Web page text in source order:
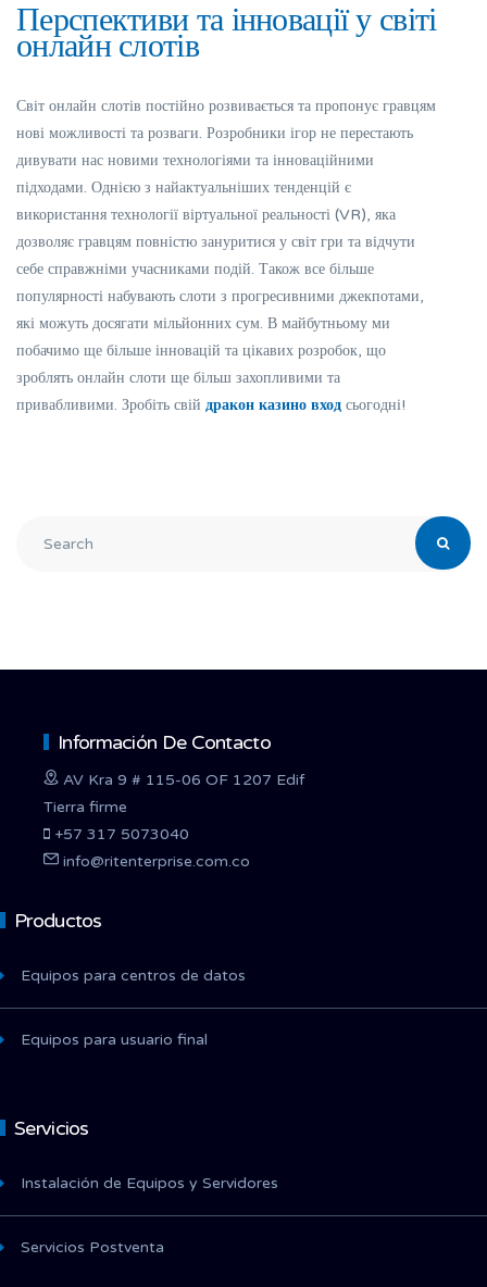
Перспективи та інновації у світі
онлайн слотів
Світ онлайн слотів постійно розвивається та пропонує гравцям
нові можливості та розваги. Розробники ігор не перестають
дивувати нас новими технологіями та інноваційними
підходами. Однією з найактуальніших тенденцій є
використання технології віртуальної реальності (VR), яка
дозволяє гравцям повністю зануритися у світ гри та відчути
себе справжніми учасниками подій. Також все більше
популярності набувають слоти з прогресивними джекпотами,
які можуть досягати мільйонних сум. В майбутньому ми
побачимо ще більше інновацій та цікавих розробок, що
зроблять онлайн слоти ще більш захопливими та
привабливими. Зробіть свій дракон казино вход сьогодні!
Información De Contacto
AV Kra 9 # 115-06 OF 1207 Edif
Tierra firme
+57 317 5073040
info@ritenterprise.com.co
Productos
Equipos para centros de datos
Equipos para usuario final
Servicios
Instalación de Equipos y Servidores
Servicios Postventa